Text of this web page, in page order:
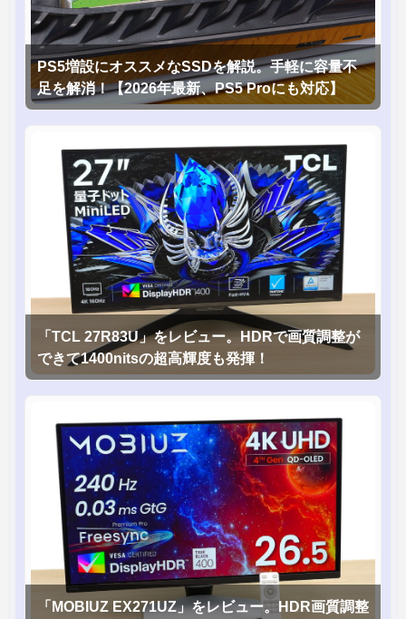
PS5増設にオススメなSSDを解説。手軽に容量不
足を解消！【2026年最新、PS5 Proにも対応】
「TCL 27R83U」をレビュー。HDRで画質調整が
できて1400nitsの超高輝度も発揮！
「MOBIUZ EX271UZ」をレビュー。HDR画質調整